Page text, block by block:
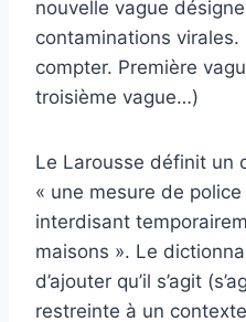
nouvelle vague
contaminations virales.
compter. Première
troisième vague…)
Le Larousse définit un
« une mesure de
interdisant
maisons ». Le
d’ajouter qu’il s’agit
restreinte à un